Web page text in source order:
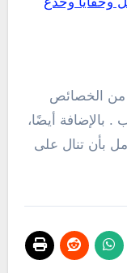
من الخصائص
بالإضافة أيضًا،
بأن تنال على